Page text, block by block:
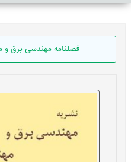
فصلنامه مهندسی برق و